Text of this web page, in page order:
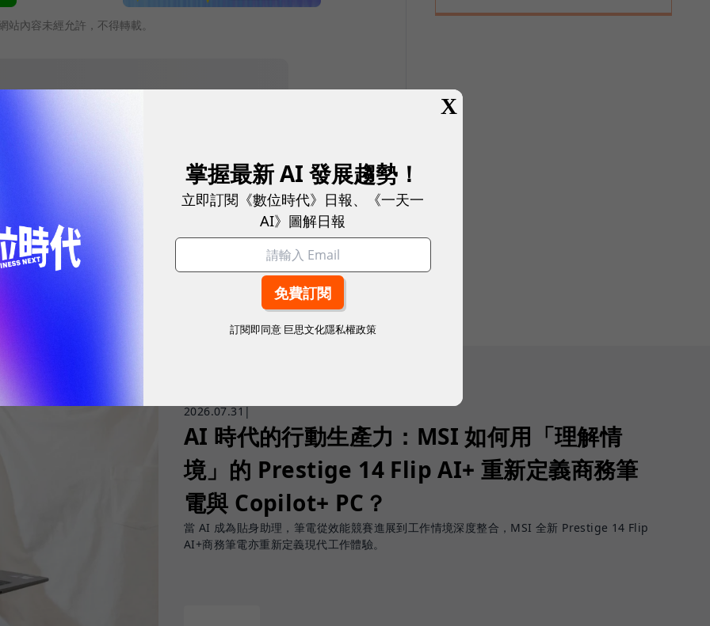
站內容未經允許，不得轉載。
往下滑看下一篇文章
2026.07.31 |
AI 時代的行動生產力：MSI 如何用「理解情
境」的 Prestige 14 Flip AI+ 重新定義商務筆
電與 Copilot+ PC？
當 AI 成為貼身助理，筆電從效能競賽進展到工作情境深度整合，MSI 全新 Prestige 14 Flip
AI+商務筆電亦重新定義現代工作體驗。
X
掌握最新 AI 發展趨勢！
立即訂閱《數位時代》日報、《一天一
AI》圖解日報
訂閱即同意 巨思文化隱私權政策